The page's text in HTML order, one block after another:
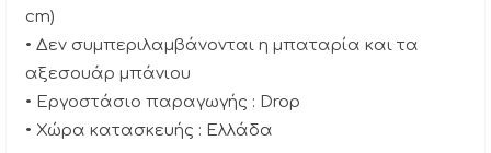
cm)
• Δεν συμπεριλαμβάνονται η μπαταρία και τα
αξεσουάρ μπάνιου
• Εργοστάσιο παραγωγής : Drop
• Χώρα κατασκευής : Ελλάδα